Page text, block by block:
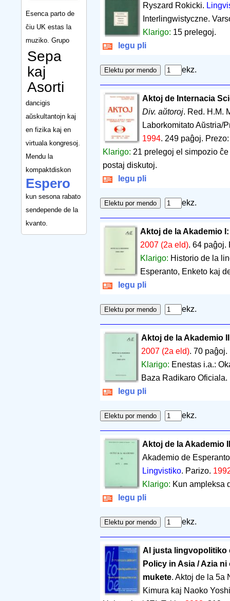
Esenca parto de
ĉiu UK estas la
muziko. Grupo
Sepa
kaj
Asorti
dancigis
aŭskultantojn kaj
en fizika kaj en
virtuala kongresoj.
Mendu la
kompaktdiskon
Espero
kun sesona rabato
sendepende de la
kvanto.
Ryszard Rokicki.
Interlingwistyczne.
Klarigo: 15 prelegoj.
legu pli
ekz.
Aktoj de Internacia
Div. aŭtoroj. Red. H.M.
Laborkomitato Aŭstria/
1994. 249 paĝoj.
Klarigo: 21 prelegoj el simpozio
postaj diskutoj.
legu pli
ekz.
Aktoj de la Akademio I:
2007 (2a eld).64 paĝoj.
Klarigo: Historio de la
Esperanto, Enketo kaj
legu pli
ekz.
Aktoj de la Akademio
2007 (2a eld). 70 paĝoj.
Klarigo: Enestas i.a.:
Baza Radikaro Oficiala.
legu pli
ekz.
Aktoj de la Akademio
Akademio de
Lingvistiko. Parizo.
Klarigo: Kun ampleksa
legu pli
ekz.
Al justa lingvopolitiko
Policy in Asia / Azia
mukete. Aktoj de la 5a
Kimura kaj Naoko